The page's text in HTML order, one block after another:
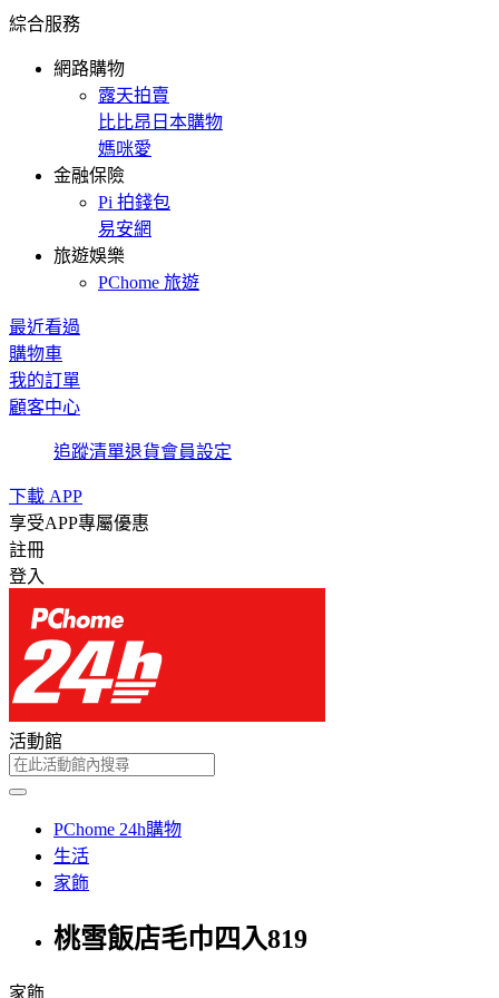
綜合服務
網路購物
露天拍賣
比比昂日本購物
媽咪愛
金融保險
Pi 拍錢包
易安網
旅遊娛樂
PChome 旅遊
最近看過
購物車
我的訂單
顧客中心
追蹤清單退貨會員設定
下載 APP
享受APP專屬優惠
註冊
登入
活動館
PChome 24h購物
生活
家飾
桃雪飯店毛巾四入819
家飾